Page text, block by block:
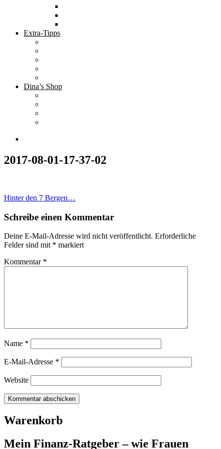
Extra-Tipps
Dina’s Shop
2017-08-01-17-37-02
Beitragsnavigation
Hinter den 7 Bergen…
Schreibe einen Kommentar
Deine E-Mail-Adresse wird nicht veröffentlicht. Erforderliche
Felder sind mit * markiert
Kommentar *
Name *
E-Mail-Adresse *
Website
Warenkorb
Mein Finanz-Ratgeber – wie Frauen